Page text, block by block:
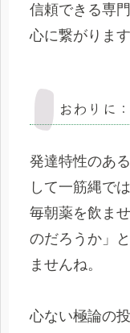
信頼できる専
心に繋がります
おわりに
発達特性のあ
して一筋縄で
毎朝薬を飲ま
のだろうか」
ませんね。
心ない極論の